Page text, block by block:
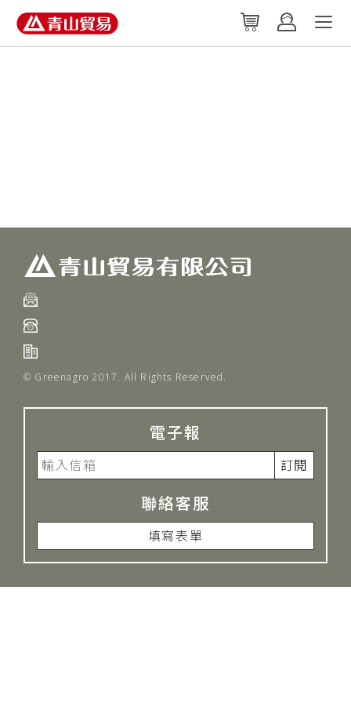
© Greenagro 2017. All Rights Reserved.
電子報
訂閱
聯絡客服
填寫表單